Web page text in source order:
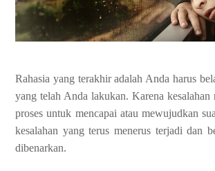
Rahasia yang terakhir adalah Anda harus
yang telah Anda lakukan. Karena kesalahan
proses untuk mencapai atau mewujudkan
kesalahan yang terus menerus terjadi dan
dibenarkan.